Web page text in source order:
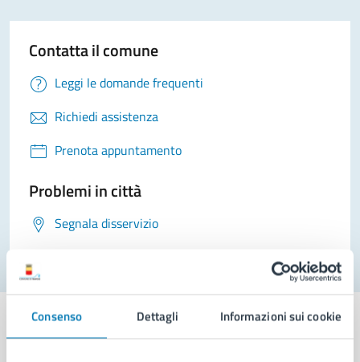
Consenso Dettagli Informazioni sui cookie
Contatta il comune
Leggi le domande frequenti
Richiedi assistenza
Prenota appuntamento
Problemi in città
Segnala disservizio